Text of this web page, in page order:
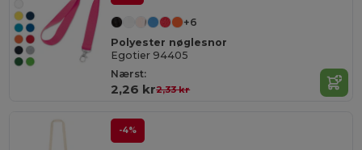
+6
Polyester nøglesnor
Egotier 94405
Nærst:
2,26 kr2,33 kr
-4%